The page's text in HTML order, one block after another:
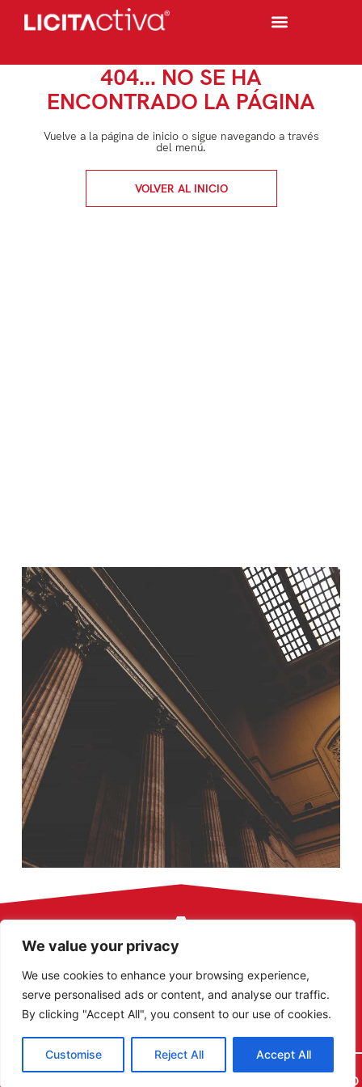
We value your privacy
We use cookies to enhance your browsing experience,
serve personalised ads or content, and analyse our traffic.
By clicking "Accept All", you consent to our use of cookies.
Customise Reject All Accept All
404... NO SE HA
ENCONTRADO LA PÁGINA
Vuelve a la página de inicio o sigue navegando a través
del menú.
VOLVER AL INICIO
+34 972 410
768
licitactiva@licitactiva.com
Aviso legal
Política de privacidad
GESTIÓN Y
TRAMITACIÓN DE
PIDE
PRESUPUESTO